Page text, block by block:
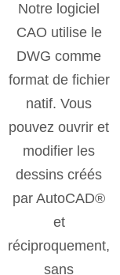
Notre logiciel
CAO utilise le
DWG comme
format de fichier
natif. Vous
pouvez ouvrir et
modifier les
dessins créés
par AutoCAD®
et
réciproquement,
sans